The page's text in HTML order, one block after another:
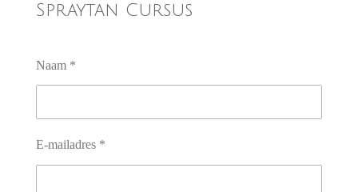
Spraytan Cursus
Naam *
E-mailadres *